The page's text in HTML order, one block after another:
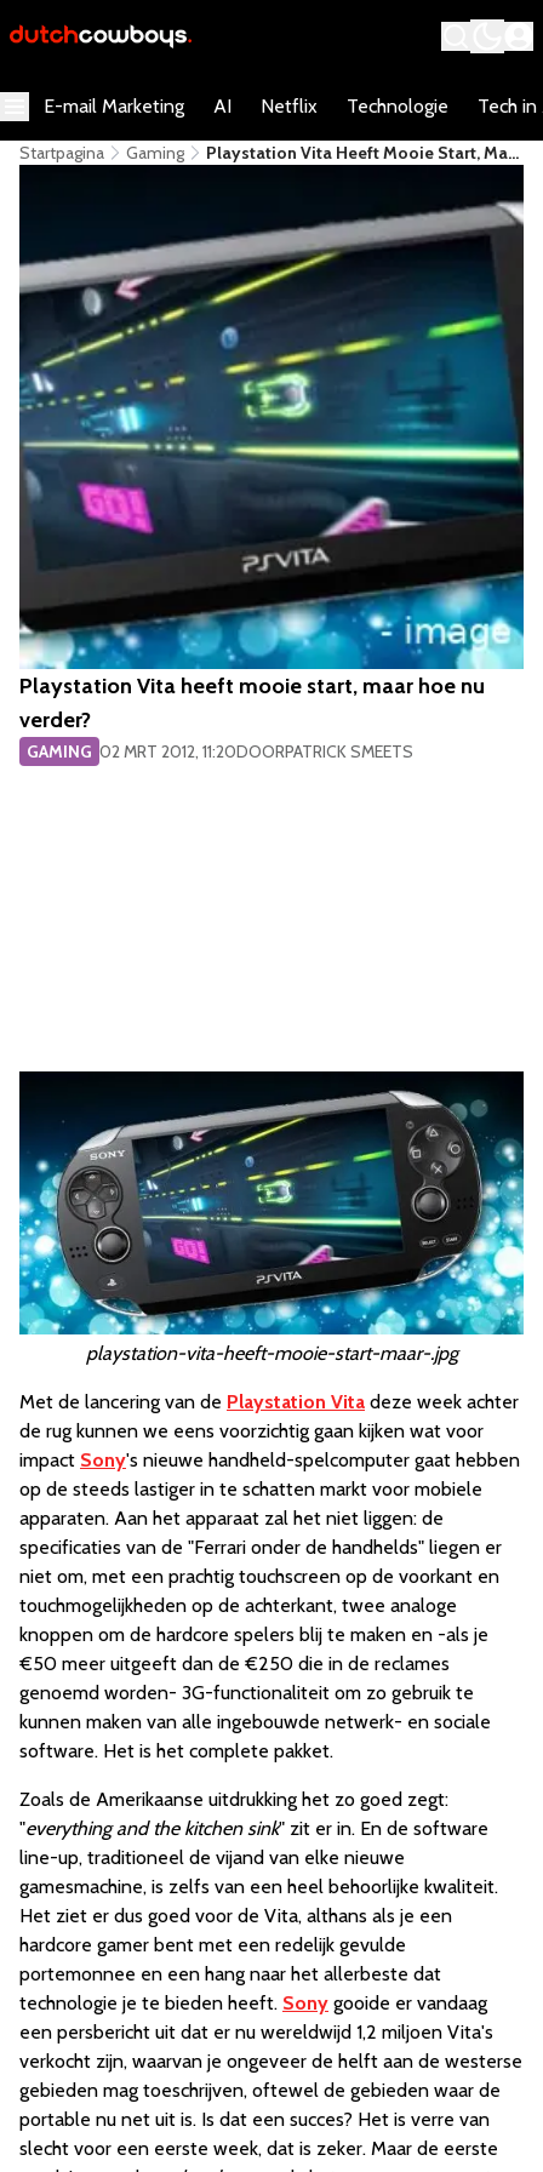
E-mail Marketing AI Netflix Technologie Tech in
Startpagina Gaming
Playstation Vita Heeft Mooie Start, Maar
Playstation Vita heeft mooie start, maar hoe nu
verder?
GAMING 02 MRT 2012, 11:20DOORPATRICK SMEETS
playstation-vita-heeft-mooie-start-maar-.jpg
Met de lancering van de Playstation Vita deze week achter
de rug kunnen we eens voorzichtig gaan kijken wat voor
impact Sony's nieuwe handheld-spelcomputer gaat hebben
op de steeds lastiger in te schatten markt voor mobiele
apparaten. Aan het apparaat zal het niet liggen: de
specificaties van de "Ferrari onder de handhelds" liegen er
niet om, met een prachtig touchscreen op de voorkant en
touchmogelijkheden op de achterkant, twee analoge
knoppen om de hardcore spelers blij te maken en -als je
€50 meer uitgeeft dan de €250 die in de reclames
genoemd worden- 3G-functionaliteit om zo gebruik te
kunnen maken van alle ingebouwde netwerk- en sociale
software. Het is het complete pakket.
Zoals de Amerikaanse uitdrukking het zo goed zegt:
"everything and the kitchen sink" zit er in. En de software
line-up, traditioneel de vijand van elke nieuwe
gamesmachine, is zelfs van een heel behoorlijke kwaliteit.
Het ziet er dus goed voor de Vita, althans als je een
hardcore gamer bent met een redelijk gevulde
portemonnee en een hang naar het allerbeste dat
technologie je te bieden heeft. Sony gooide er vandaag
een persbericht uit dat er nu wereldwijd 1,2 miljoen Vita's
verkocht zijn, waarvan je ongeveer de helft aan de westerse
gebieden mag toeschrijven, oftewel de gebieden waar de
portable nu net uit is. Is dat een succes? Het is verre van
slecht voor een eerste week, dat is zeker. Maar de eerste